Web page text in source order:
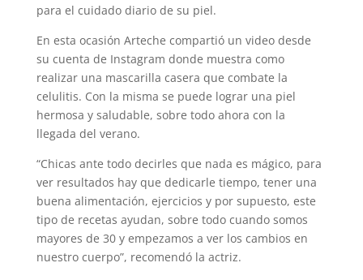
para el cuidado diario de su piel.
En esta ocasión Arteche compartió un video desde
su cuenta de Instagram donde muestra como
realizar una mascarilla casera que combate la
celulitis. Con la misma se puede lograr una piel
hermosa y saludable, sobre todo ahora con la
llegada del verano.
“Chicas ante todo decirles que nada es mágico, para
ver resultados hay que dedicarle tiempo, tener una
buena alimentación, ejercicios y por supuesto, este
tipo de recetas ayudan, sobre todo cuando somos
mayores de 30 y empezamos a ver los cambios en
nuestro cuerpo”, recomendó la actriz.